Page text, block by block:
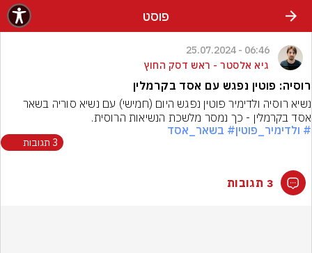
פוסט
06:46 - 25.07.2024
גיא אלסטר - ראש דסק החוץ
רוסיה: פוטין נפגש עם אסד בקרמלין
אסד בקרמלין - כך נמסר מלשכת הנשיאות הרוסית.
# ולדימיר_פוטין# בשאר_אסד
3 תגובות
3 תגובות